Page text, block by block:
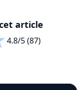
article
4.8/5 (87)